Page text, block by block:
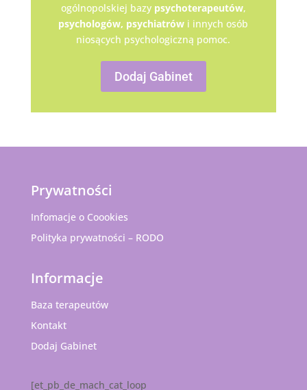
ogólnopolskiej bazy psychoterapeutów,
psychologów, psychiatrów i innych osób
niosących psychologiczną pomoc.
Dodaj Gabinet
Prywatności
Infomacje o Coookies
Polityka prywatności – RODO
Informacje
Baza terapeutów
Kontakt
Dodaj Gabinet
[et_pb_de_mach_cat_loop